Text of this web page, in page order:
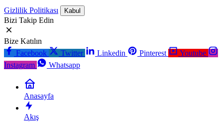
Gizlilik Politikası Kabul
Bizi Takip Edin
Bize Katılın
Facebook
Twitter Linkedin Pinterest
Youtube
Instagram
Whatsapp
Anasayfa
Akış